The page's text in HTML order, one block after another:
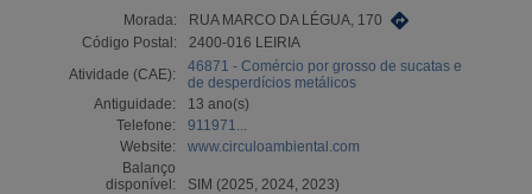
Morada:
RUA MARCO DA LÉGUA, 170
Código Postal:
2400-016 LEIRIA
Atividade (CAE):
46871 - Comércio por grosso de sucatas e
de desperdícios metálicos
Antiguidade:
13 ano(s)
Telefone:
911971...
Website:
www.circuloambiental.com
Balanço
disponível:
SIM (2025, 2024, 2023)